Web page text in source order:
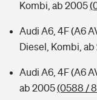
Kombi, ab 2005
Audi A6, 4F (A6
Diesel, Kombi,
Audi A6, 4F (A6
ab 2005(0588 /